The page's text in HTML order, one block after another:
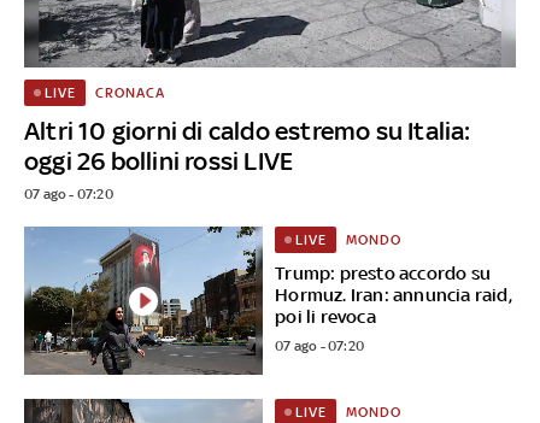
Altri 10 giorni di caldo estremo su Italia:
oggi 26 bollini rossi LIVE
LIVE CRONACA
07 ago - 07:20
Trump: presto accordo su
Hormuz. Iran: annuncia raid,
poi li revoca
LIVE MONDO
07 ago - 07:20
LIVE MONDO